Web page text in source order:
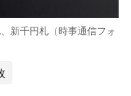
新千円札（時事通信フォ